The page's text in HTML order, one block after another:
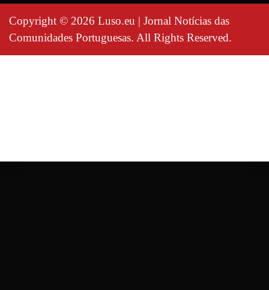
Copyright © 2026 Luso.eu | Jornal Notícias das
Comunidades Portuguesas. All Rights Reserved.